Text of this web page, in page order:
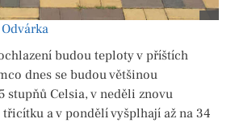
budou teploty v příštích
dnes se budou většinou
stupňů Celsia, v neděli znovu
a v pondělí vyšplhají až na 34